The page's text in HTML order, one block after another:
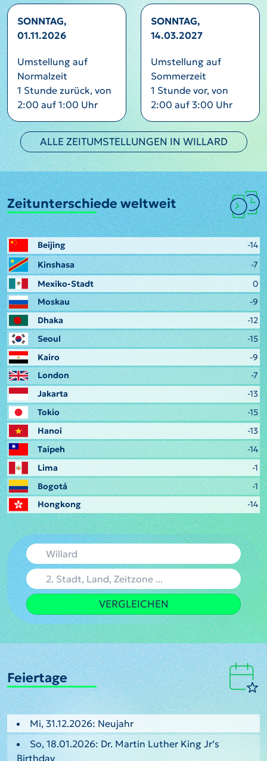
SONNTAG,
01.11.2026
Umstellung auf
Normalzeit
1 Stunde zurück, von
2:00 auf 1:00 Uhr
SONNTAG,
14.03.2027
Umstellung auf
Sommerzeit
1 Stunde vor, von
2:00 auf 3:00 Uhr
ALLE ZEITUMSTELLUNGEN IN WILLARD
Zeitunterschiede weltweit
Beijing
-14
Kinshasa
-7
Mexiko-Stadt
0
Moskau
-9
Dhaka
-12
Seoul
-15
Kairo
-9
London
-7
Jakarta
-13
Tokio
-15
Hanoi
-13
Taipeh
-14
Lima
-1
Bogotá
-1
Hongkong
-14
VERGLEICHEN
Feiertage
Mi, 31.12.2026: Neujahr
So, 18.01.2026: Dr. Martin Luther King Jr’s
Birthday